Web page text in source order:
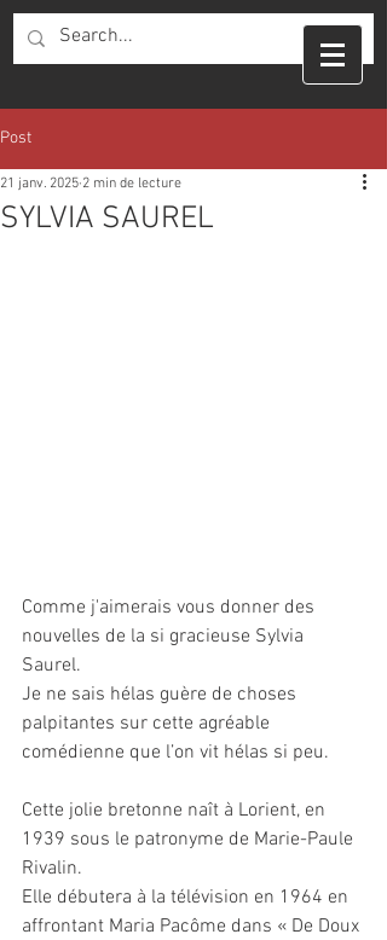
Post
SYLVIA SAUREL
21 janv. 2025 2 min de lecture
Comme j'aimerais vous donner des
nouvelles de la si gracieuse Sylvia
Saurel.
Je ne sais hélas guère de choses
palpitantes sur cette agréable
comédienne que l’on vit hélas si peu.
Cette jolie bretonne naît à Lorient, en
1939 sous le patronyme de Marie-Paule
Rivalin.
Elle débutera à la télévision en 1964 en
affrontant Maria Pacôme dans « De Doux